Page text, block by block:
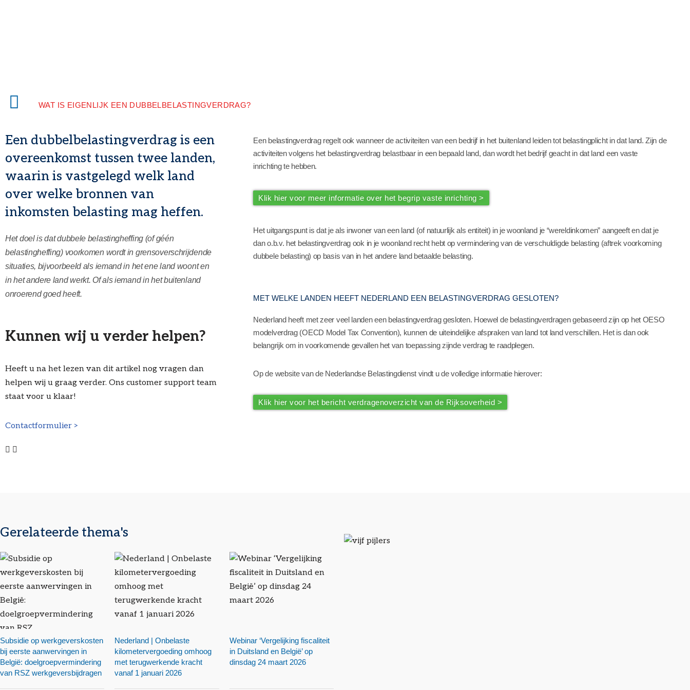
WAT IS EIGENLIJK EEN DUBBELBELASTINGVERDRAG?
Een dubbelbelastingverdrag is een
overeenkomst tussen twee landen,
waarin is vastgelegd welk land
over welke bronnen van
inkomsten belasting mag heffen.
Het doel is dat dubbele belastingheffing (of géén
belastingheffing) voorkomen wordt in grensoverschrijdende
situaties, bijvoorbeeld als iemand in het ene land woont en
in het andere land werkt. Of als iemand in het buitenland
onroerend goed heeft.
Kunnen wij u verder helpen?
Heeft u na het lezen van dit artikel nog vragen dan
helpen wij u graag verder. Ons customer support team
staat voor u klaar!
Contactformulier >
Een belastingverdrag regelt ook wanneer de activiteiten van een bedrijf in het buitenland leiden tot belastingplicht in dat land. Zijn de
activiteiten volgens het belastingverdrag belastbaar in een bepaald land, dan wordt het bedrijf geacht in dat land een vaste
inrichting te hebben.
Klik hier voor meer informatie over het begrip vaste inrichting >
Het uitgangspunt is dat je als inwoner van een land (of natuurlijk als entiteit) in je woonland je “wereldinkomen” aangeeft en dat je
dan o.b.v. het belastingverdrag ook in je woonland recht hebt op vermindering van de verschuldigde belasting (aftrek voorkoming
dubbele belasting) op basis van in het andere land betaalde belasting.
MET WELKE LANDEN HEEFT NEDERLAND EEN BELASTINGVERDRAG GESLOTEN?
Nederland heeft met zeer veel landen een belastingverdrag gesloten. Hoewel de belastingverdragen gebaseerd zijn op het OESO
modelverdrag (OECD Model Tax Convention), kunnen de uiteindelijke afspraken van land tot land verschillen. Het is dan ook
belangrijk om in voorkomende gevallen het van toepassing zijnde verdrag te raadplegen.
Op de website van de Nederlandse Belastingdienst vindt u de volledige informatie hierover:
Klik hier voor het bericht verdragenoverzicht van de Rijksoverheid >
Gerelateerde thema's
Subsidie op werkgeverskosten
bij eerste aanwervingen in
België: doelgroepvermindering
van RSZ werkgeversbijdragen
Nederland | Onbelaste
kilometervergoeding omhoog
met terugwerkende kracht
vanaf 1 januari 2026
Webinar ‘Vergelijking fiscaliteit
in Duitsland en België’ op
dinsdag 24 maart 2026